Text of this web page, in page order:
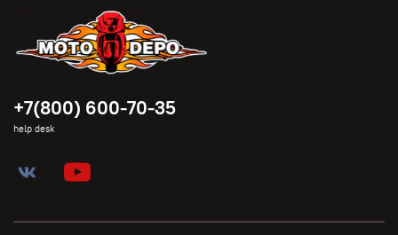
+7(800) 600-70-35
help desk